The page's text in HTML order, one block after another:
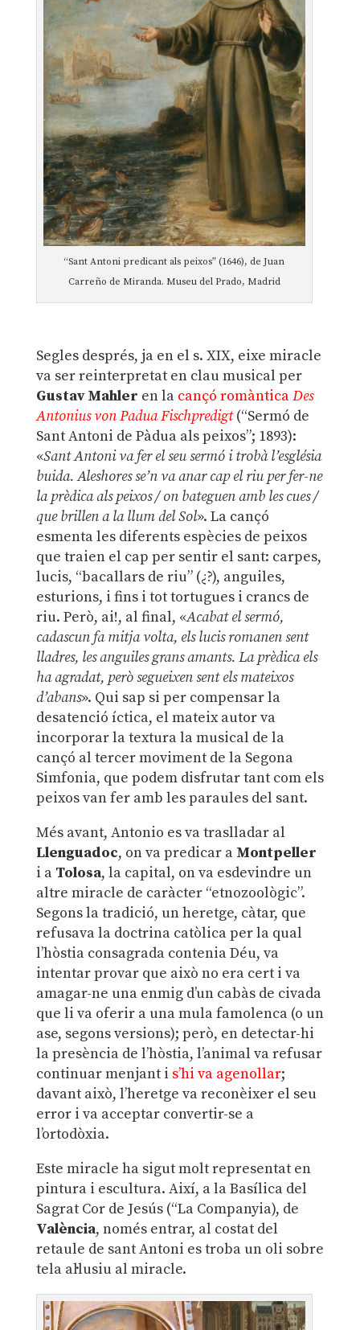
“Sant Antoni predicant als peixos” (1646), de Juan
Carreño de Miranda. Museu del Prado, Madrid
Segles després, ja en el s. XIX, eixe miracle
va ser reinterpretat en clau musical per
Gustav Mahler en la cançó romànticaDes
Antonius von Padua Fischpredigt(“Sermó de
Sant Antoni de Pàdua als peixos”; 1893):
«Sant Antoni va fer el seu sermó i trobà l’església
buida. Aleshores se’n va anar cap el riu per fer-ne
la prèdica als peixos / on bateguen amb les cues /
que brillen a la llum del Sol». La cançó
esmenta les diferents espècies de peixos
que traien el cap per sentir el sant: carpes,
lucis, “bacallars de riu” (¿?), anguiles,
esturions, i fins i tot tortugues i crancs de
riu. Però, ai!, al final, «Acabat el sermó,
cadascun fa mitja volta, els lucis romanen sent
lladres, les anguiles grans amants. La prèdica els
ha agradat, però segueixen sent els mateixos
d’abans». Qui sap si per compensar la
desatenció íctica, el mateix autor va
incorporar la textura la musical de la
cançó al tercer moviment de la Segona
Simfonia, que podem disfrutar tant com els
peixos van fer amb les paraules del sant.
Més avant, Antonio es va traslladar al
Llenguadoc, on va predicar a Montpeller
i a Tolosa, la capital, on va esdevindre un
altre miracle de caràcter “etnozoològic”.
Segons la tradició, un heretge, càtar, que
refusava la doctrina catòlica per la qual
l’hòstia consagrada contenia Déu, va
intentar provar que això no era cert i va
amagar-ne una enmig d’un cabàs de civada
que li va oferir a una mula famolenca (o un
ase, segons versions); però, en detectar-hi
la presència de l’hòstia, l’animal va refusar
continuar menjant i s’hi va agenollar;
davant això, l’heretge va reconèixer el seu
error i va acceptar convertir-se a
l’ortodòxia.
Este miracle ha sigut molt representat en
pintura i escultura. Així, a la Basílica del
Sagrat Cor de Jesús (“La Companyia), de
València, només entrar, al costat del
retaule de sant Antoni es troba un oli sobre
tela al·lusiu al miracle.